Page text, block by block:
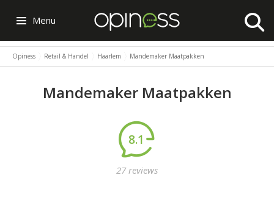
Menu
Opiness Retail & Handel Haarlem Mandemaker Maatpakken
Mandemaker Maatpakken
8.1
27 reviews